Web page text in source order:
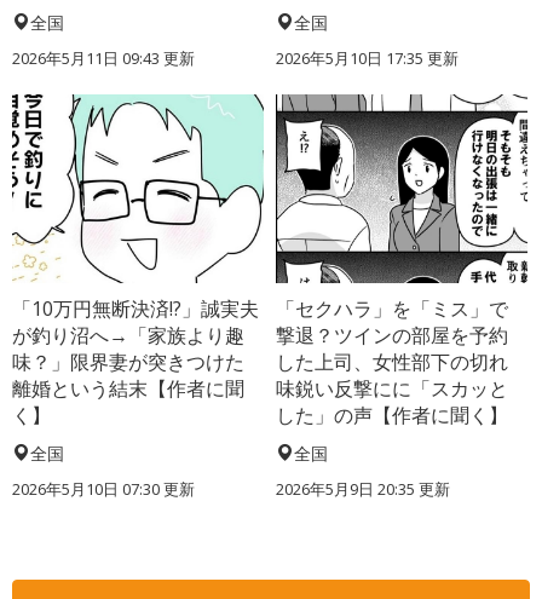
全国
2026年5月11日 09:43 更新
全国
2026年5月10日 17:35 更新
「10万円無断決済!?」誠実夫
が釣り沼へ→「家族より趣
味？」限界妻が突きつけた
離婚という結末【作者に聞
く】
全国
2026年5月10日 07:30 更新
「セクハラ」を「ミス」で
撃退？ツインの部屋を予約
した上司、女性部下の切れ
味鋭い反撃にに「スカッと
した」の声【作者に聞く】
全国
2026年5月9日 20:35 更新